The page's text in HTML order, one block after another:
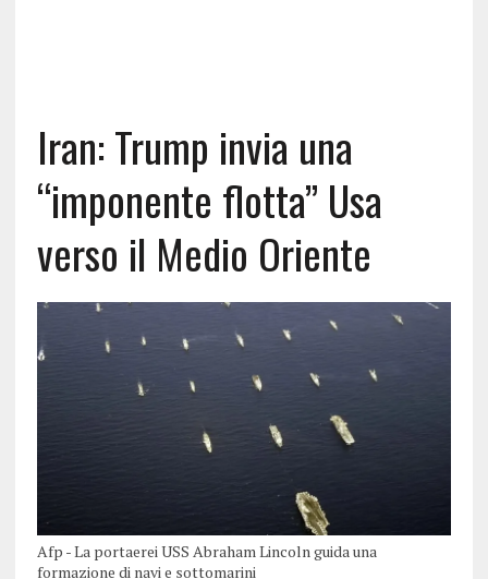
Iran: Trump invia una
“imponente flotta” Usa
verso il Medio Oriente
Afp - La portaerei USS Abraham Lincoln guida una
formazione di navi e sottomarini